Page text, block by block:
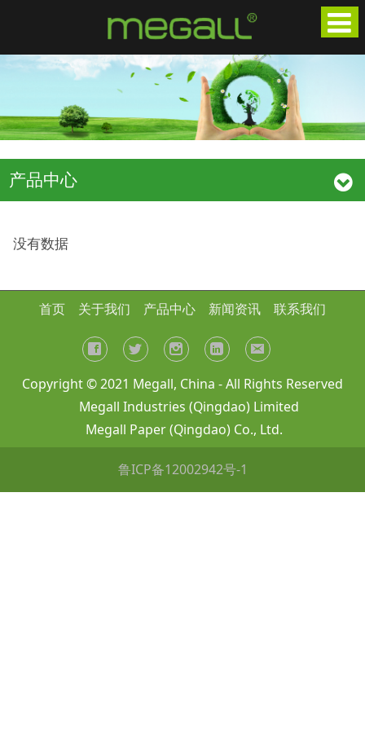
产品中心
没有数据
首页 关于我们 产品中心 新闻资讯 联系我们
Copyright © 2021 Megall, China - All Rights Reserved
Megall Industries (Qingdao) Limited
Megall Paper (Qingdao) Co., Ltd.
鲁ICP备12002942号-1